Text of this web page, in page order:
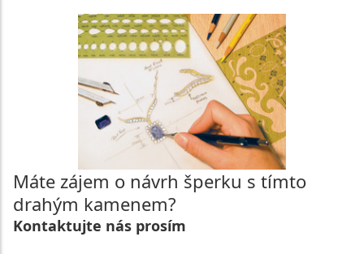
Máte zájem o návrh šperku s tímto
drahým kamenem?
Kontaktujte nás prosím